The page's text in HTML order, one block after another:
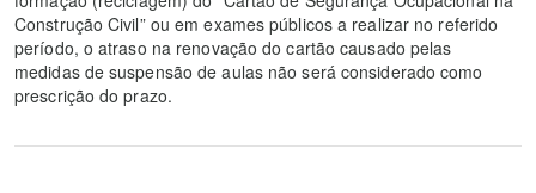
Construção Civil” ou em exames públicos a realizar no referido
período, o atraso na renovação do cartão causado pelas
medidas de suspensão de aulas não será considerado como
prescrição do prazo.